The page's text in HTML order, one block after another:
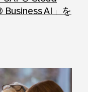
Business AI」を